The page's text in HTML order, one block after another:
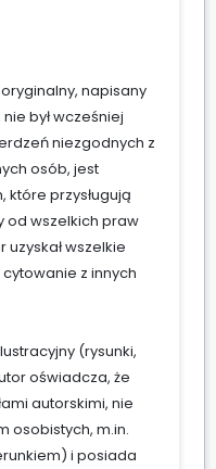
napisany
był wcześniej
niezgodnych z
osób, jest
przysługują
od wszelkich praw
wszelkie
z innych
(rysunki,
oświadcza, że
autorskimi, nie
osobistych, m.in.
i posiada